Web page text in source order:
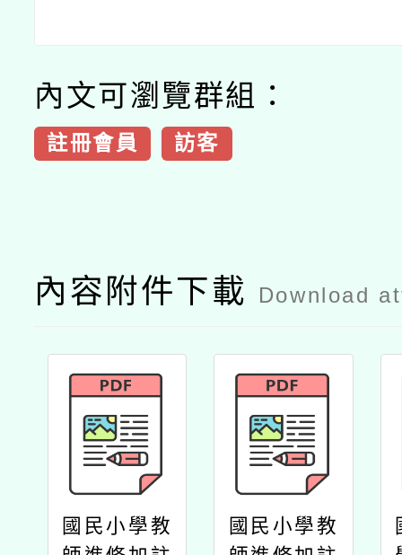
內文可瀏覽群組：
註冊會員 訪客
內容附件下載 Download
國民小學教
國民小學教